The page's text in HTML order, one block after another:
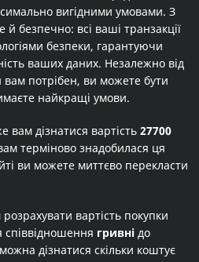
вигідними умовами. З
й безпечно: всі ваші транзакції
безпеки, гарантуючи
ваших даних. Незалежно від
потрібен, ви можете бути
найкращі умови.
дізнатися вартість 27700
терміново знадобилася ця
ви можете миттєво перекласти
вартість покупки
співвідношення гривні до
дізнатися скільки коштує